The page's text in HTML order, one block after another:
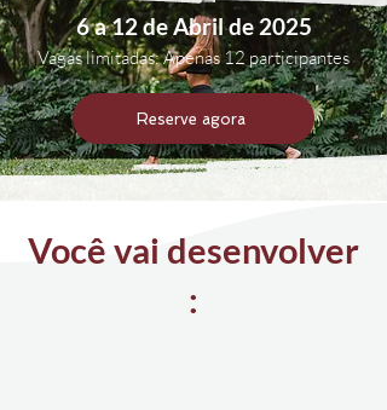
6 a 12 de Abril de 2025
Vagas limitadas: Apenas 12 participantes
Reserve agora
Você vai desenvolver
: